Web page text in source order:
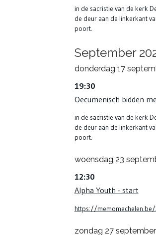
in de sacristie van de kerk
de deur aan de linkerkant
poort.
September
donderdag 17
19:30
Oecumenisch bidden
in de sacristie van de kerk
de deur aan de linkerkant
poort.
woensdag 23
12:30
Alpha Youth - start
https://
zondag 27 september